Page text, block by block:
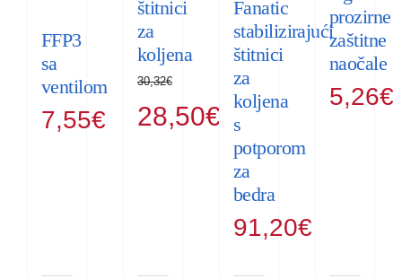
FFP3
sa
ventilom
7,55€
štitnici
za
koljena
30,32€
Izvorna
cijena
28,50€ Trenutna
cijena
je:
28,50€.
Fanatic
stabilizirajući
štitnici
za
koljena
s
potporom
za
bedra
91,20€
prozirne
zaštitne
naočale
5,26€